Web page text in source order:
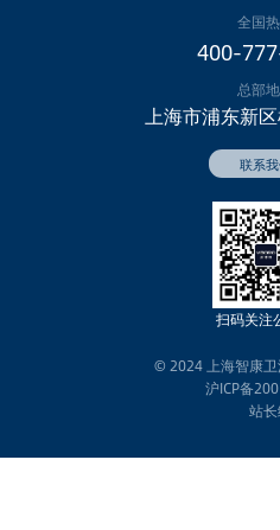
全国
400-
总部
上海市浦东新
扫码关注
© 2024 上海智康卫
沪ICP备
站